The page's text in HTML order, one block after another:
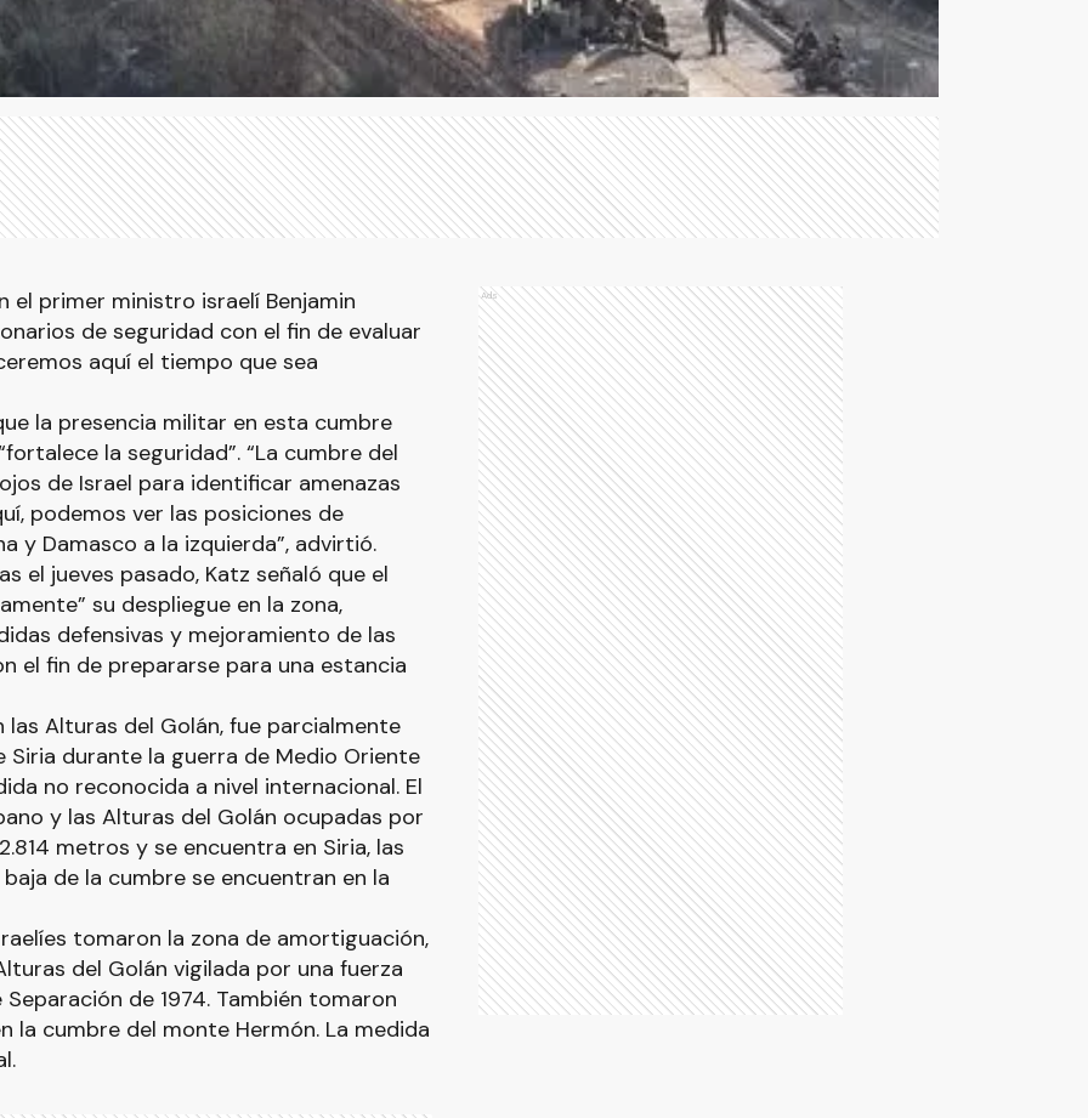
el primer ministro israelí Benjamin
de seguridad con el fin de evaluar
aquí el tiempo que sea
la presencia militar en esta cumbre
la seguridad”. “La cumbre del
de Israel para identificar amenazas
podemos ver las posiciones de
y Damasco a la izquierda”, advirtió.
el jueves pasado, Katz señaló que el
su despliegue en la zona,
defensivas y mejoramiento de las
el fin de prepararse para una estancia
Alturas del Golán, fue parcialmente
durante la guerra de Medio Oriente
no reconocida a nivel internacional. El
y las Alturas del Golán ocupadas por
metros y se encuentra en Siria, las
de la cumbre se encuentran en la
tomaron la zona de amortiguación,
del Golán vigilada por una fuerza
de 1974. También tomaron
la cumbre del monte Hermón. La medida
Ads